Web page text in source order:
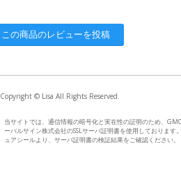
この商品のレビューを投稿
Copyright © Lisa All Rights Reserved.
当サイトでは、通信情報の暗号化と実在性の証明のため、
ーバルサイン株式会社のSSLサーバ証明書を使用しております
ュアシールより、サーバ証明書の検証結果をご確認ください。